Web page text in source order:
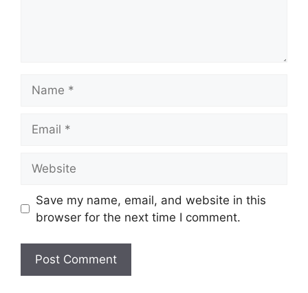
Save my name, email, and website in this
browser for the next time I comment.